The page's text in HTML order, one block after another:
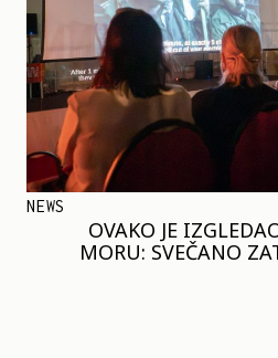
NEWS
OVAKO JE
MORU: SVEČANO